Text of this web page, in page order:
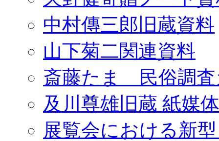
中村傳三郎旧蔵資料
山下菊二関連資料
斎藤たま 民俗調査
及川尊雄旧蔵 紙媒
展覧会における新